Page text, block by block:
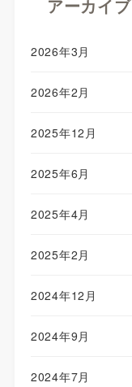
アーカイブ
2026年3月
2026年2月
2025年12月
2025年6月
2025年4月
2025年2月
2024年12月
2024年9月
2024年7月